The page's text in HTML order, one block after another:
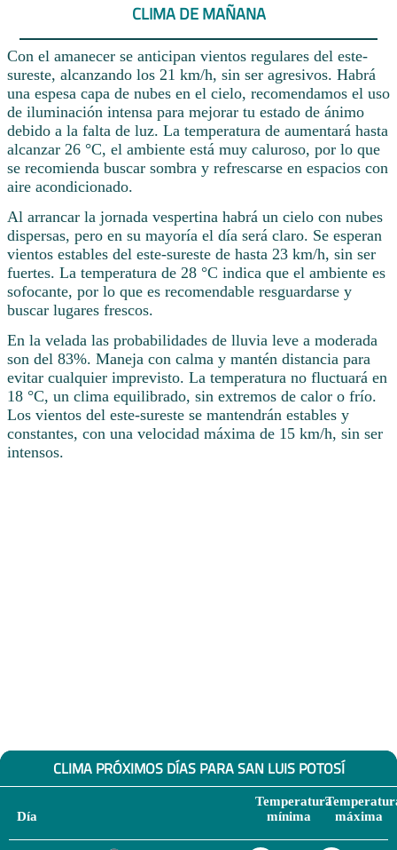
CLIMA DE MAÑANA
Con el amanecer se anticipan vientos regulares del este-
sureste, alcanzando los 21 km/h, sin ser agresivos. Habrá
una espesa capa de nubes en el cielo, recomendamos el uso
de iluminación intensa para mejorar tu estado de ánimo
debido a la falta de luz. La temperatura de aumentará hasta
alcanzar 26 °C, el ambiente está muy caluroso, por lo que
se recomienda buscar sombra y refrescarse en espacios con
aire acondicionado.
Al arrancar la jornada vespertina habrá un cielo con nubes
dispersas, pero en su mayoría el día será claro. Se esperan
vientos estables del este-sureste de hasta 23 km/h, sin ser
fuertes. La temperatura de 28 °C indica que el ambiente es
sofocante, por lo que es recomendable resguardarse y
buscar lugares frescos.
En la velada las probabilidades de lluvia leve a moderada
son del 83%. Maneja con calma y mantén distancia para
evitar cualquier imprevisto. La temperatura no fluctuará en
18 °C, un clima equilibrado, sin extremos de calor o frío.
Los vientos del este-sureste se mantendrán estables y
constantes, con una velocidad máxima de 15 km/h, sin ser
intensos.
CLIMA PRÓXIMOS DÍAS PARA SAN LUIS POTOSÍ
Día
Temperatura
mínima
máxima